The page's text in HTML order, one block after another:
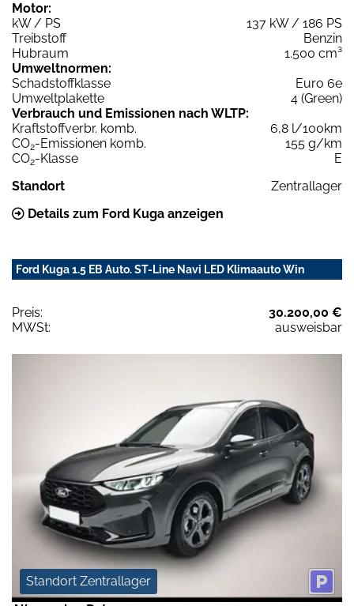
Motor:
kW / PS
137 kW / 186 PS
Treibstoff
Benzin
Hubraum
1.500 cm³
Umweltnormen:
Schadstoffklasse
Euro 6e
Umweltplakette
4 (Green)
Verbrauch und Emissionen nach WLTP:
Kraftstoffverbr. komb.
6,8 l/100km
CO2-Emissionen komb.
155 g/km
CO2-Klasse
E
Standort
Zentrallager
Details zum Ford Kuga anzeigen
Ford Kuga 1.5 EB Auto. ST-Line Navi LED Klimaauto Win
Preis:
30.200,00 €
MWSt:
ausweisbar
Standort Zentrallager